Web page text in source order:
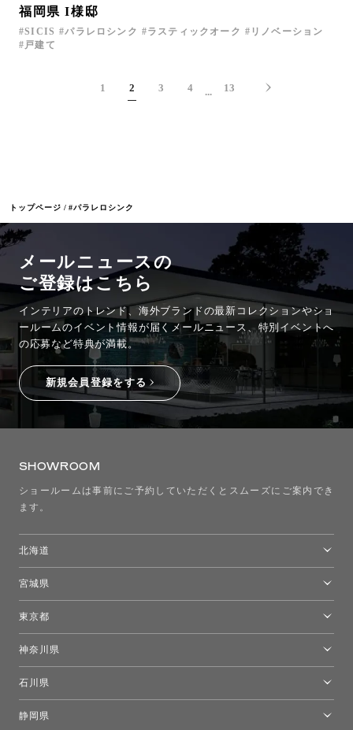
トップページ #パラレロシンク
福岡県 I様邸
SICIS パラレロシンク ラスティックオーク
リノベーション
戸建て
1 2 3 4 ... 13
メールニュースの
ご登録はこちら
インテリアのトレンド、海外ブランドの最新コレクションやショ
ールームのイベント情報が 届くメールニュース、特別イベントへ
の応募など特典が満載。
新規会員登録をする
SHOWROOM
ショールームは事前にご予約していただくとスムーズにご案内でき
ます。
北海道
宮城県
東京都
モーイ東京
キーブー東京
FLOS｜フロスデザインスペース青山
神奈川県
石川県
静岡県